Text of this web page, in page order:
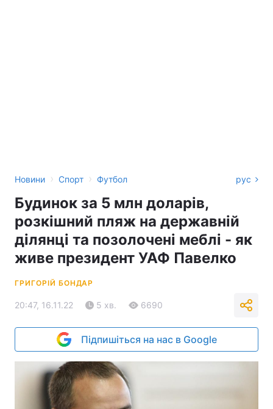
Новини › Спорт › Футбол рус
Будинок за 5 млн доларів,
розкішний пляж на державній
ділянці та позолочені меблі - як
живе президент УАФ Павелко
ГРИГОРІЙ БОНДАР
20:47, 16.11.22 5 хв. 6690
Підпишіться на нас в Google